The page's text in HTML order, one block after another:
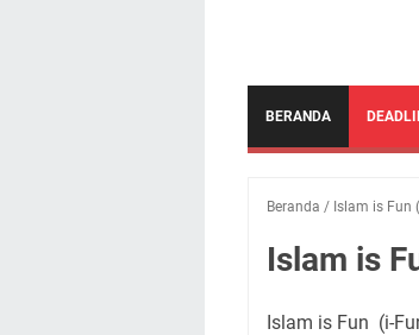
BERANDA
Beranda / Islam is Fun
Islam is
Islam is Fun (i-